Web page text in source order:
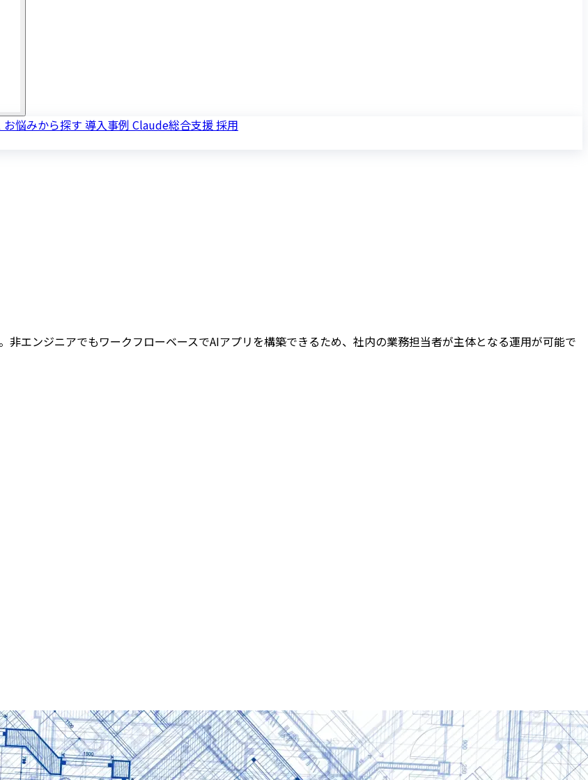
お悩みから探す 導入事例 Claude総合支援採用
エンジニアでもワークフローベースでAIアプリを構築できるため、社内の業務担当者が主体となる運用が可能で